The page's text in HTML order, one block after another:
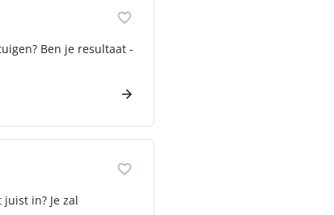
Ben je resultaat -
in? Je zal